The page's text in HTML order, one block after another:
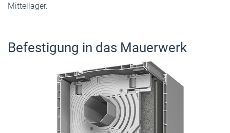
Mittellager.
Befestigung in das Mauerwerk